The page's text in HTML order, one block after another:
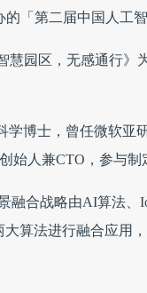
「第二届中国人工
慧园区，无感通行
学博士，曾任微软亚
始人兼CTO，参与制
融合战略由AI算法
大算法进行融合应用